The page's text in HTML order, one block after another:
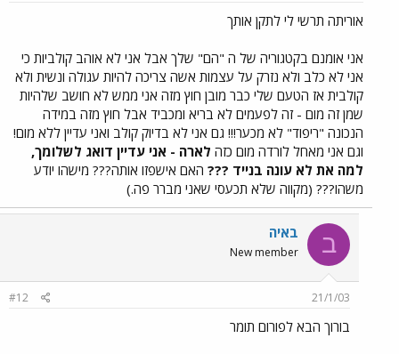
אוריתה תרשי לי לתקן אותך
אני אומנם בקטגוריה של ה "הם" שלך אבל אני לא אוהב קולביות כי
אני לא כלב ולא נזרק על עצמות אשה צריכה להיות עגולה ונשית ולא
קולבית אז הטעם שלי כבר מובן חוץ מזה אני ממש לא חושב שלהיות
שמן זה מום - זה לפעמים לא בריא ומכביד אבל חוץ מזה במידה
הנכונה "ריפוד" לא מכער!!! גם אני לא בדיוק קולב ואני עדיין ללא מום!
וגם אני מאחל לורדה מום כזה לארה - אני עדיין דואג לשלומך,
למה את לא עונה בנייד ??? האם אישפזו אותה??? מישהו יודע
משהו??? (מקווה שלא תכעסי שאני מברר פה.)
ב באיה
New member
21/1/03
#12
בורוך הבא לפורום תומר